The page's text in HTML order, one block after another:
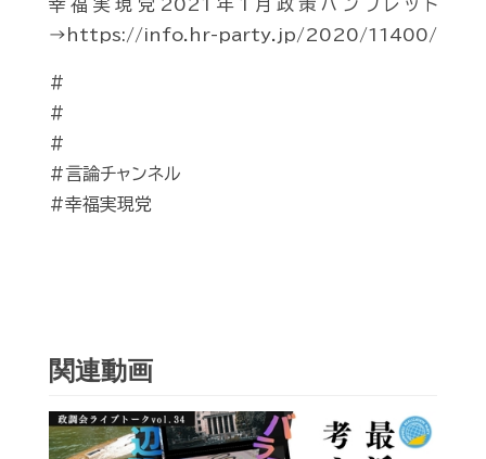
幸福実現党2021年1月政策パンフレット
→https://info.hr-party.jp/2020/11400/
#
#
#
#言論チャンネル
#幸福実現党
関連動画